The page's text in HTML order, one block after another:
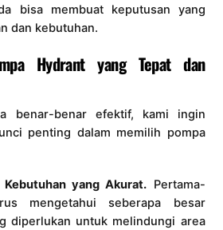
bisa membuat keputusan yang
dan kebutuhan.
Hydrant yang Tepat dan
benar-benar efektif, kami ingin
penting dalam memilih pompa
Kebutuhan yang Akurat. Pertama-
mengetahui seberapa besar
diperlukan untuk melindungi area